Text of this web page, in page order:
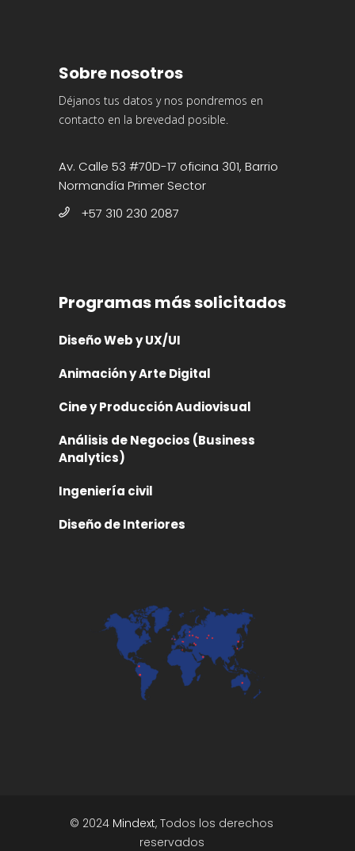
Sobre nosotros
Déjanos tus datos y nos pondremos en
contacto en la brevedad posible.
Av. Calle 53 #70D-17 oficina 301, Barrio
Normandía Primer Sector
+57 310 230 2087
Programas más solicitados
Diseño Web y UX/UI
Animación y Arte Digital
Cine y Producción Audiovisual
Análisis de Negocios (Business
Analytics)
Ingeniería civil
Diseño de Interiores
© 2024 Mindext, Todos los derechos
reservados